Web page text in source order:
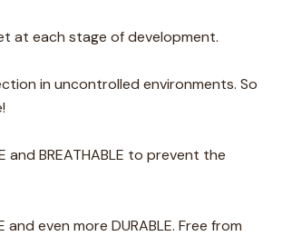
at each stage of development.
in uncontrolled environments. So
and BREATHABLE to prevent the
and even more DURABLE. Free from